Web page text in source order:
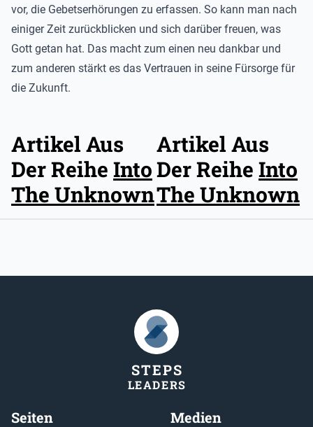
vor, die Gebetserhörungen zu erfassen. So kann man nach
einiger Zeit zurückblicken und sich darüber freuen, was
Gott getan hat. Das macht zum einen neu dankbar und
zum anderen stärkt es das Vertrauen in seine Fürsorge für
die Zukunft.
Artikel Aus
Der Reihe Into
The Unknown
Artikel Aus
Der Reihe Into
The Unknown
STEPS
LEADERS
Seiten Medien